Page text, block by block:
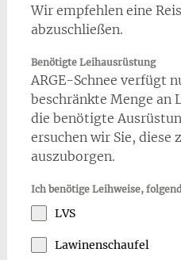
Wir empfehlen eine
abzuschließen.
Benötigte Leihausrüstung
ARGE-Schnee verfügt
beschränkte Menge an
die benötigte
ersuchen wir Sie, diese
auszuborgen.
Ich benötige Leihweise,
LVS
Lawinenschaufel